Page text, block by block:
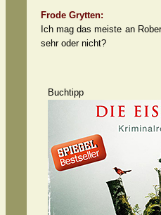
Frode Grytten:
Ich mag das meiste an
sehr oder nicht?
Buchtipp